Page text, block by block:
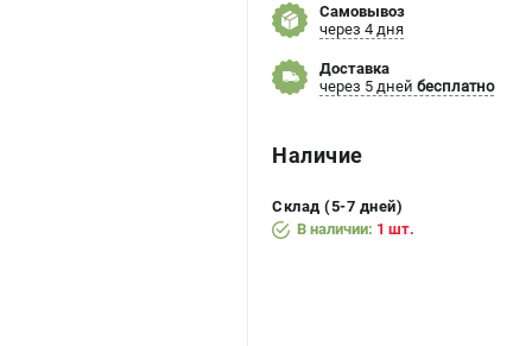
Самовывоз
через 4 дня
Доставка
через 5 дней бесплатно
Наличие
Склад (5-7 дней)
В наличии: 1 шт.